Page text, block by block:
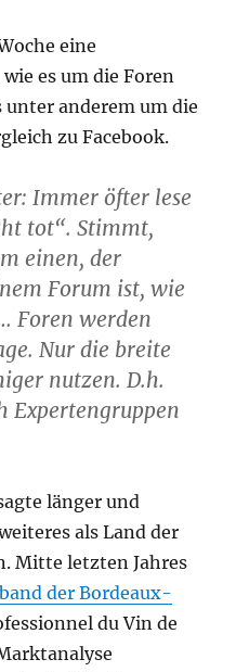
eine
es um die Foren
unter anderem um die
zu Facebook.
Immer öfter lese
tot“. Stimmt,
einen, der
Forum ist, wie
…Foren werden
Nur die breite
nutzen. D.h.
Expertengruppen
länger und
als Land der
Mitte letzten Jahres
der Bordeaux-
du Vin de